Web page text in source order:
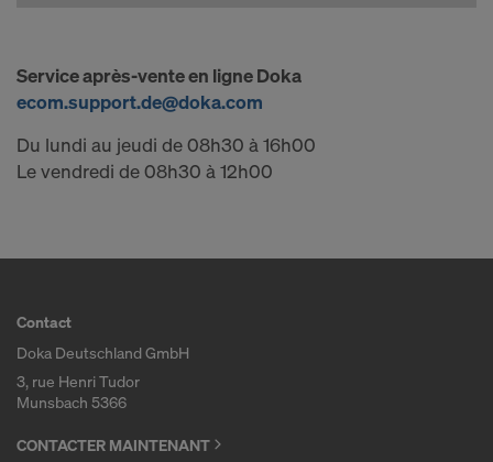
Service après-vente en ligne Doka
ecom.support.de@doka.com
Du lundi au jeudi de 08h30 à 16h00
Le vendredi de 08h30 à 12h00
Contact
Doka Deutschland GmbH
3, rue Henri Tudor
Munsbach 5366
CONTACTER MAINTENANT